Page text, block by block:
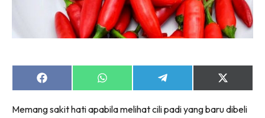
Share
on
Share
on
Share
on
Share
on
(Twitter)
Memang sakit hati apabila melihat cili padi yang baru dibeli